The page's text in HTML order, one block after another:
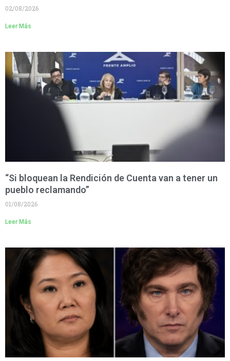
02/08/2026
Leer Más
“Si bloquean la Rendición de Cuenta van a tener un
pueblo reclamando”
01/08/2026
Leer Más